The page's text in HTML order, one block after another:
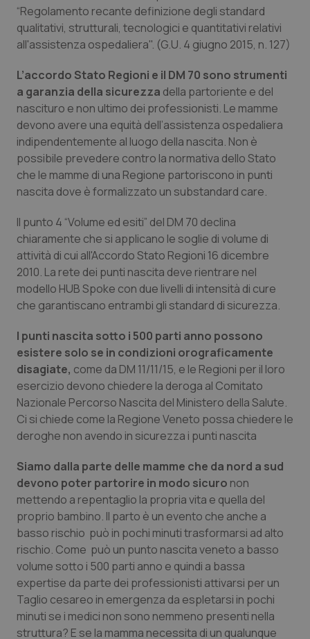
Molise
Piemonte
Provincia Autonoma di Bolzano
Provincia Autonoma di Trento
Puglia
Sardegna
Sicilia
Toscana
Umbria
Valle D’Aosta
Veneto
Epatiti
HIV
Infezioni & Febbre
Ipertensione & Scompenso
Malattie rare
Malattia di Crohn & Rettocolite Ulcerosa
Neuroscienze & patologie neurodegenerative
Obesità
Oftalmologia
Oncodermatologia
Oncoematologia
Oncologia & Nutrizione
Psoriasi & pelle
Quotidiano Cardiologia
Quotidiano Chirurgia
Quotidiano Oncologia
Quotidiano Pediatria
Rene & patologie urogenitali
“Regolamento recante definizione degli standard
qualitativi, strutturali, tecnologici e quantitativi relativi
all'assistenza ospedaliera". (G.U. 4 giugno 2015, n. 127)
L’accordo Stato Regioni e il DM 70 sono strumenti
a garanzia della sicurezza della partoriente e del
nascituro e non ultimo dei professionisti. Le mamme
devono avere una equità dell’assistenza ospedaliera
indipendentemente al luogo della nascita. Non è
possibile prevedere contro la normativa dello Stato
che le mamme di una Regione partoriscono in punti
nascita dove è formalizzato un substandard care.
Il punto 4 “Volume ed esiti” del DM 70 declina
chiaramente che si applicano le soglie di volume di
attività di cui all'Accordo Stato Regioni 16 dicembre
2010. La rete dei punti nascita deve rientrare nel
modello HUB Spoke con due livelli di intensità di cure
che garantiscano entrambi gli standard di sicurezza.
I punti nascita sotto i 500 parti anno possono
esistere solo se in condizioni orograficamente
disagiate, come da DM 11/11/15, e le Regioni per il loro
esercizio devono chiedere la deroga al Comitato
Nazionale Percorso Nascita del Ministero della Salute.
Ci si chiede come la Regione Veneto possa chiedere le
deroghe non avendo in sicurezza i punti nascita
Siamo dalla parte delle mamme che da nord a sud
devono poter partorire in modo sicuro non
mettendo a repentaglio la propria vita e quella del
proprio bambino. Il parto è un evento che anche a
basso rischio può in pochi minuti trasformarsi ad alto
rischio. Come può un punto nascita veneto a basso
volume sotto i 500 parti anno e quindi a bassa
expertise da parte dei professionisti attivarsi per un
Taglio cesareo in emergenza da espletarsi in pochi
minuti se i medici non sono nemmeno presenti nella
struttura? E se la mamma necessita di un qualunque